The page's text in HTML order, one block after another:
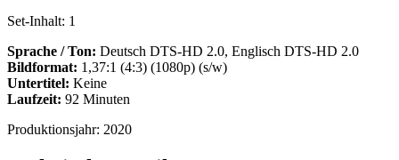
Set-Inhalt: 1
Sprache / Ton: Deutsch DTS-HD 2.0, Englisch DTS-HD 2.0
Bildformat: 1,37:1 (4:3) (1080p) (s/w)
Untertitel: Keine
Laufzeit: 92 Minuten
Produktionsjahr: 2020